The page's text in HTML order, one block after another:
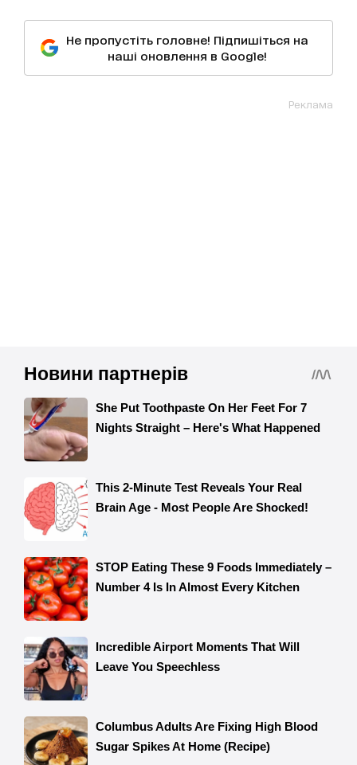
Не пропустіть головне! Підпишіться на
наші оновлення в Google!
Реклама